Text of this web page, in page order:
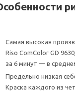
Cамая высокая
Riso СomColor GD
за 6 минут — в
Предельно низкая
Краска каждого из